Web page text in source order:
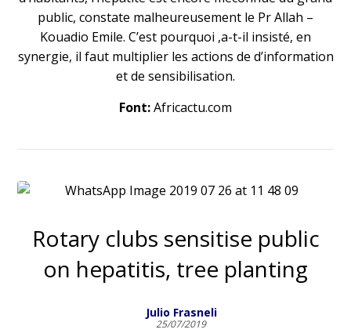
public, constate malheureusement le Pr Allah –
Kouadio Emile. C’est pourquoi ,a-t-il insisté, en
synergie, il faut multiplier les actions de d’information
et de sensibilisation.
Font:Africactu.com
Rotary clubs sensitise public
on hepatitis, tree planting
Julio Frasneli
25/07/2019